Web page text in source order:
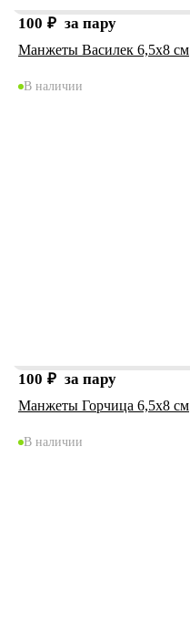
100 ₽ за пару
Манжеты Василек 6,5х8 см
В наличии
100 ₽ за пару
Манжеты Горчица 6,5х8 см
В наличии